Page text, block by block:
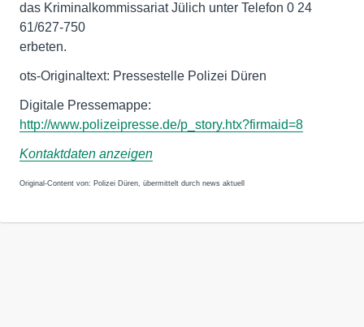
das Kriminalkommissariat Jülich unter Telefon 0 24
61/627-750
erbeten.
ots-Originaltext: Pressestelle Polizei Düren
http://www.polizeipresse.de/p_story.htx?firmaid=8
Kontaktdaten anzeigen
Original-Content von: Polizei Düren, übermittelt durch news aktuell